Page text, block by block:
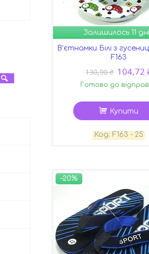
Залишилось 11
В'єтнамки Білі з
F163
130,90 ₴ 104,72
Готово до
Купити
F163 - 25
–20%